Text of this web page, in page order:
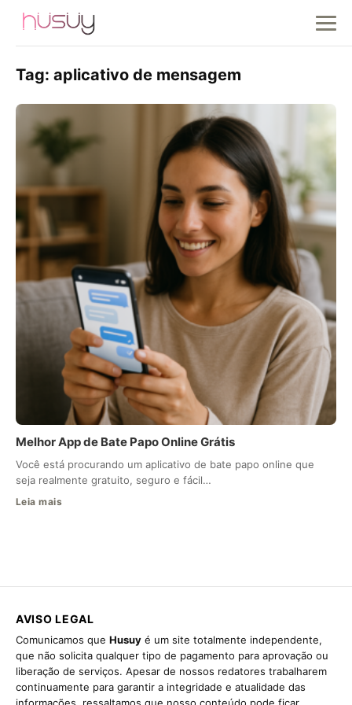
Tag: aplicativo de mensagem
Melhor App de Bate Papo Online Grátis
Você está procurando um aplicativo de bate papo online que
seja realmente gratuito, seguro e fácil…
Leia mais
AVISO LEGAL
Comunicamos que Husuy é um site totalmente independente,
que não solicita qualquer tipo de pagamento para aprovação ou
liberação de serviços. Apesar de nossos redatores trabalharem
continuamente para garantir a integridade e atualidade das